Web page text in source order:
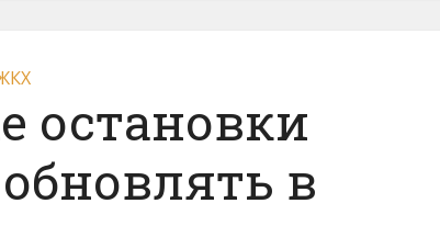
остановки
в